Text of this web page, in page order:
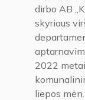
dirbo AB
skyriaus
2022
liepos